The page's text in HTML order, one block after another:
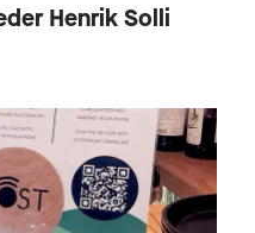
Henrik Solli